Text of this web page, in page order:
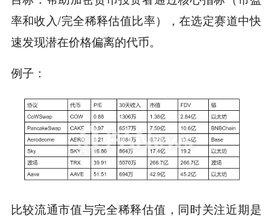
率和收入/完全稀释估值比率），在选定赛道中快
速发现潜在价格偏离的代币。
例子：
比较流通市值与完全稀释估值，同时关注近期是